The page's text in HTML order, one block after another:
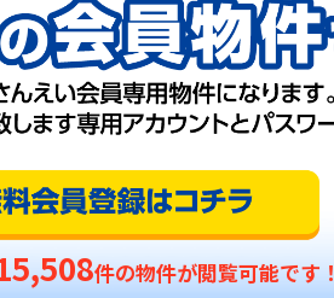
件の物件が閲覧可能です！